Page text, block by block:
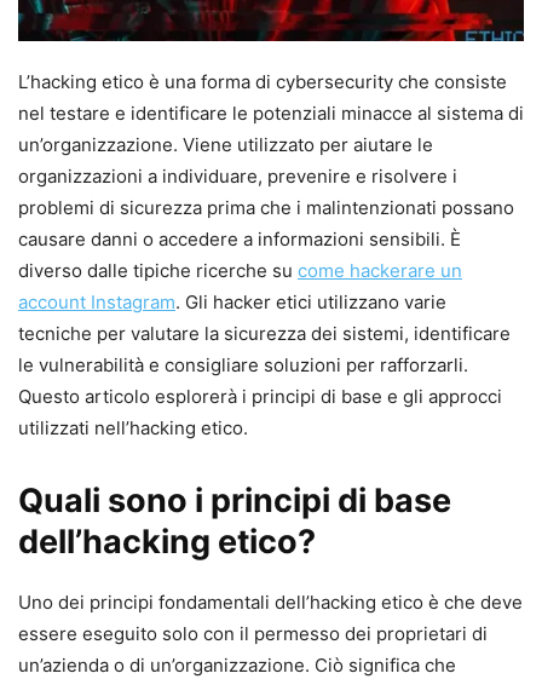
L’hacking etico è una forma di cybersecurity che consiste
nel testare e identificare le potenziali minacce al sistema di
un’organizzazione. Viene utilizzato per aiutare le
organizzazioni a individuare, prevenire e risolvere i
problemi di sicurezza prima che i malintenzionati possano
causare danni o accedere a informazioni sensibili. È
diverso dalle tipiche ricerche su come hackerare un
account Instagram. Gli hacker etici utilizzano varie
tecniche per valutare la sicurezza dei sistemi, identificare
le vulnerabilità e consigliare soluzioni per rafforzarli.
Questo articolo esplorerà i principi di base e gli approcci
utilizzati nell’hacking etico.
Quali sono i principi di base
dell’hacking etico?
Uno dei principi fondamentali dell’hacking etico è che deve
essere eseguito solo con il permesso dei proprietari di
un’azienda o di un’organizzazione. Ciò significa che